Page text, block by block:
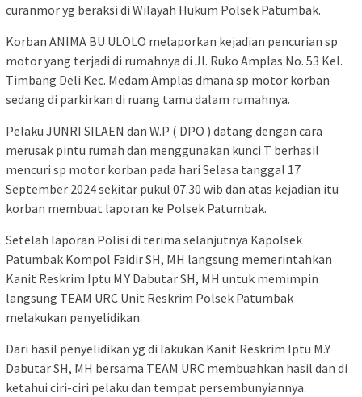
curanmor yg beraksi di Wilayah Hukum Polsek Patumbak.
Korban ANIMA BU ULOLO melaporkan kejadian pencurian sp
motor yang terjadi di rumahnya di Jl. Ruko Amplas No. 53 Kel.
Timbang Deli Kec. Medam Amplas dmana sp motor korban
sedang di parkirkan di ruang tamu dalam rumahnya.
Pelaku JUNRI SILAEN dan W.P ( DPO ) datang dengan cara
merusak pintu rumah dan menggunakan kunci T berhasil
mencuri sp motor korban pada hari Selasa tanggal 17
September 2024 sekitar pukul 07.30 wib dan atas kejadian itu
korban membuat laporan ke Polsek Patumbak.
Setelah laporan Polisi di terima selanjutnya Kapolsek
Patumbak Kompol Faidir SH, MH langsung memerintahkan
Kanit Reskrim Iptu M.Y Dabutar SH, MH untuk memimpin
langsung TEAM URC Unit Reskrim Polsek Patumbak
melakukan penyelidikan.
Dari hasil penyelidikan yg di lakukan Kanit Reskrim Iptu M.Y
Dabutar SH, MH bersama TEAM URC membuahkan hasil dan di
ketahui ciri-ciri pelaku dan tempat persembunyiannya.